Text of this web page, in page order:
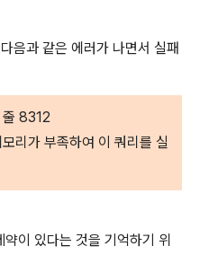
음과 같은 에러가 나면서 실패
줄 8312
리가 부족하여 이 쿼리를 실
이 있다는 것을 기억하기 위